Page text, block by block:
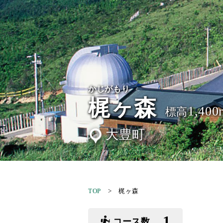
かじがもり
梶ヶ森 標高
大豊町
TOP > 梶ヶ森